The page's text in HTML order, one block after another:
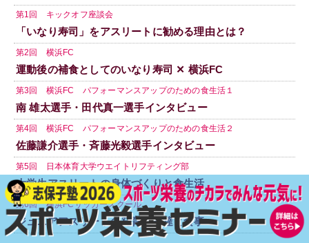
第1回 キックオフ座談会
「いなり寿司」をアスリートに勧める理由とは？
第2回 横浜FC
運動後の補食としてのいなり寿司 ✕ 横浜FC
第3回 横浜FC パフォーマンスアップのための食生活１
南 雄太選手・田代真一選手インタビュー
第4回 横浜FC パフォーマンスアップのための食生活２
佐藤謙介選手・斉藤光毅選手インタビュー
第5回 日本体育大学ウエイトリフティング部
大学生アスリートの身体づくりと食生活
第6回 横浜FCサッカースクール
ジュニアアスリートの発育・発達と食事